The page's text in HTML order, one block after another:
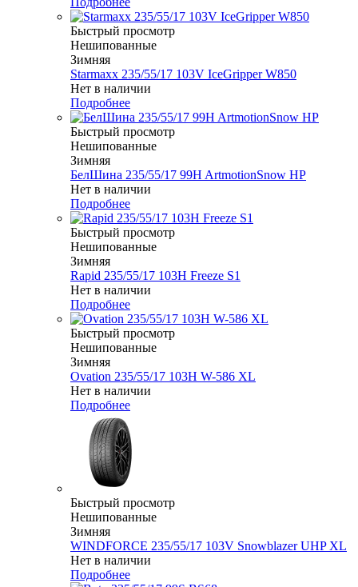
Быстрый просмотр
Нешипованные
Зимняя
Starmaxx 235/55/17 103V IceGripper W850
Нет в наличии
Подробнее
Быстрый просмотр
Нешипованные
Зимняя
БелШина 235/55/17 99H ArtmotionSnow HP
Нет в наличии
Подробнее
Быстрый просмотр
Нешипованные
Зимняя
Rapid 235/55/17 103H Freeze S1
Нет в наличии
Подробнее
Быстрый просмотр
Нешипованные
Зимняя
Ovation 235/55/17 103H W-586 XL
Нет в наличии
Подробнее
Быстрый просмотр
Нешипованные
Зимняя
WINDFORCE 235/55/17 103V Snowblazer UHP XL
Нет в наличии
Подробнее